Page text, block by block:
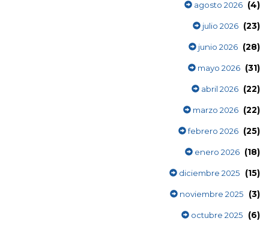
agosto 2026 (4)
julio 2026 (23)
junio 2026 (28)
mayo 2026 (31)
abril 2026 (22)
marzo 2026 (22)
febrero 2026 (25)
enero 2026 (18)
diciembre 2025 (15)
noviembre 2025 (3)
octubre 2025 (6)